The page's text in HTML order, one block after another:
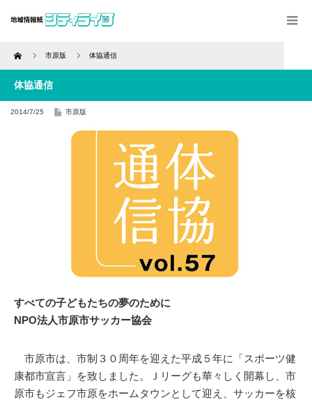
Home 市原版 体協通信
体協通信
2014/7/25 市原版
すべての子どもたちの夢のために
NPO法人市原市サッカー協会
市原市は、市制３０周年を迎えた平成５年に「スポーツ健
康都市宣言」を致しました。Ｊリーグも華々しく開幕し、市
原市もジェフ市原をホームタウンとして迎え、サッカーを核